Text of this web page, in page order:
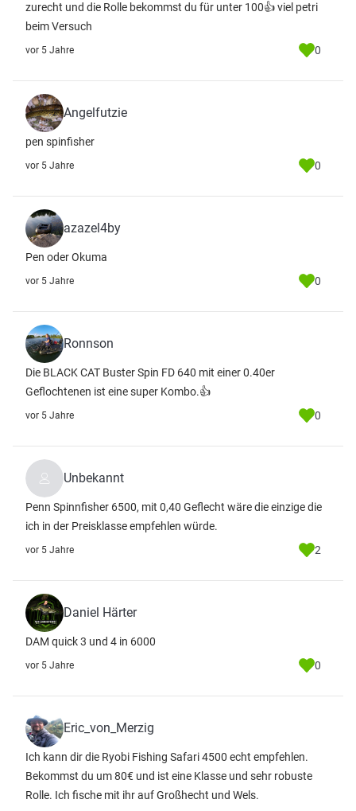
zurecht und die Rolle bekommst du für unter 100👍 viel petri
beim Versuch
vor 5 Jahre 0
Angelfutzie
pen spinfisher
vor 5 Jahre 0
azazel4by
Pen oder Okuma
vor 5 Jahre 0
Ronnson
Die BLACK CAT Buster Spin FD 640 mit einer 0.40er
Geflochtenen ist eine super Kombo.👍
vor 5 Jahre 0
Unbekannt
Penn Spinnfisher 6500, mit 0,40 Geflecht wäre die einzige die
ich in der Preisklasse empfehlen würde.
vor 5 Jahre 2
Daniel Härter
DAM quick 3 und 4 in 6000
vor 5 Jahre 0
Eric_von_Merzig
Ich kann dir die Ryobi Fishing Safari 4500 echt empfehlen.
Bekommst du um 80€ und ist eine Klasse und sehr robuste
Rolle. Ich fische mit ihr auf Großhecht und Wels.